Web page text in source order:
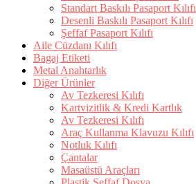
Standart Baskılı Pasaport Kılıfı
Desenli Baskılı Pasaport Kılıfı
Şeffaf Pasaport Kılıfı
Aile Cüzdanı Kılıfı
Bagaj Etiketi
Metal Anahtarlık
Diğer Ürünler
Av Tezkeresi Kılıfı
Kartvizitlik & Kredi Kartlık
Av Tezkeresi Kılıfı
Araç Kullanma Klavuzu Kılıfı
Notluk Kılıfı
Çantalar
Masaüstü Araçları